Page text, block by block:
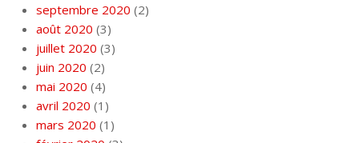
septembre 2020 (2)
août 2020 (3)
juillet 2020 (3)
juin 2020 (2)
mai 2020 (4)
avril 2020 (1)
mars 2020 (1)